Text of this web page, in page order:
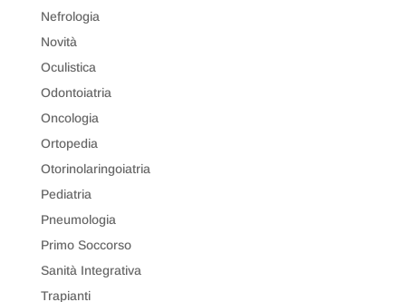
Nefrologia
Novità
Oculistica
Odontoiatria
Oncologia
Ortopedia
Otorinolaringoiatria
Pediatria
Pneumologia
Primo Soccorso
Sanità Integrativa
Trapianti